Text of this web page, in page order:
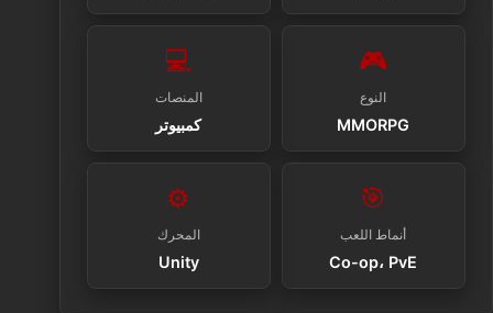
🎮
النوع
MMORPG
💻
المنصات
كمبيوتر
🎯
أنماط اللعب
Co-op، PvE
⚙️
المحرك
Unity